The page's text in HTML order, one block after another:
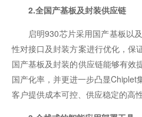
2.全国产基板及封装供应链
启明930芯片采用国产基板以
性对接口及封装方案进行优化，保
国产基板及封装的供应链能够有效
国产化率，并更进一步凸显Chiplet
客户提供成本可控、供应稳定的高